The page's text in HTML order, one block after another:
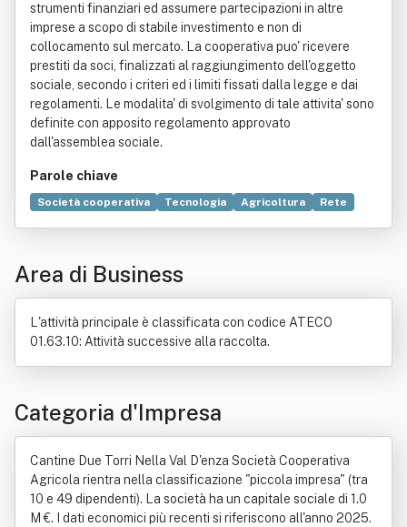
strumenti finanziari ed assumere partecipazioni in altre
imprese a scopo di stabile investimento e non di
collocamento sul mercato. La cooperativa puo' ricevere
prestiti da soci, finalizzati al raggiungimento dell'oggetto
sociale, secondo i criteri ed i limiti fissati dalla legge e dai
regolamenti. Le modalita' di svolgimento di tale attivita' sono
definite con apposito regolamento approvato
dall'assemblea sociale.
Parole chiave
Società cooperativa Tecnologia Agricoltura
Rete
Movimento cooperativo
Area di Business
L'attività principale è classificata con codice ATECO
01.63.10: Attività successive alla raccolta.
Categoria d'Impresa
Cantine Due Torri Nella Val D'enza Società Cooperativa
Agricola rientra nella classificazione "piccola impresa" (tra
10 e 49 dipendenti). La società ha un capitale sociale di 1.0
M €. I dati economici più recenti si riferiscono all'anno 2025.